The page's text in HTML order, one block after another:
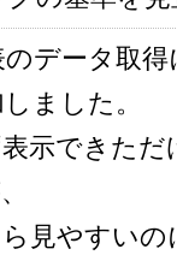
のデータ取
ました。
示できた
見やすい